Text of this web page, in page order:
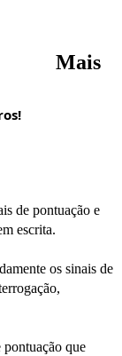
Mais
de pontuação e
escrita.
os sinais de
que